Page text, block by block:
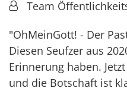
Von:Team
"OhMeinGott! - Der
Diesen Seufzer aus
Erinnerung haben.
und die Botschaft ist